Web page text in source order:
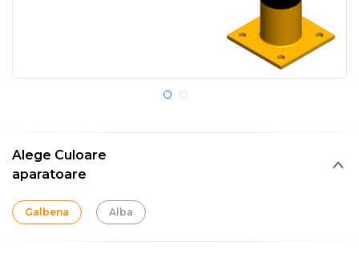
Alege Culoare
aparatoare
Galbena Alba